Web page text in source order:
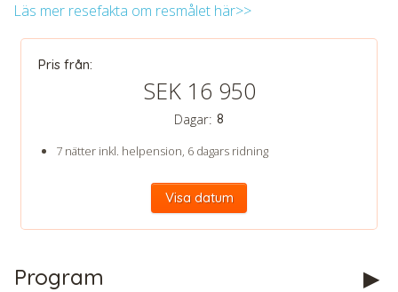
Läs mer resefakta om resmålet här>>
Pris från:
SEK 16 950
Dagar: 8
7 nätter inkl. helpension, 6 dagars ridning
Visa datum
Program